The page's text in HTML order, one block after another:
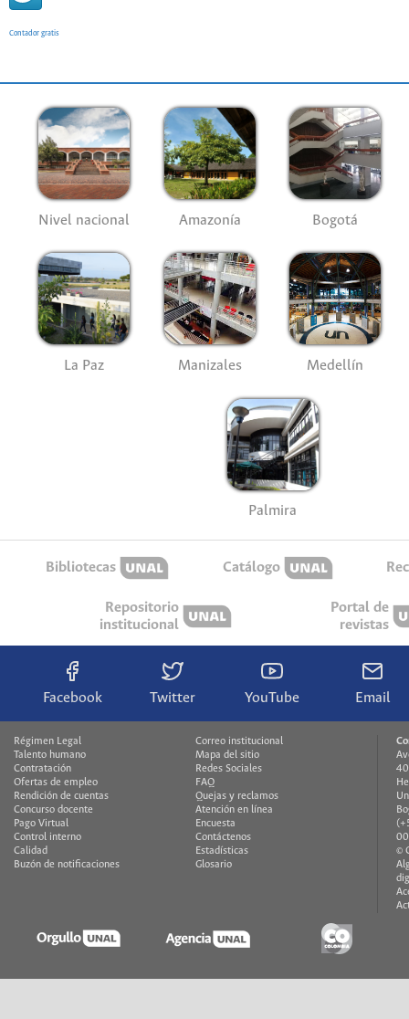
Contador gratis
Nivel nacional Amazonía Bogotá
La Paz Manizales Medellín
Palmira
Bibliotecas Catálogo
Repositorio
institucional
Portal de
revistas
Facebook Twitter YouTube Email
Régimen Legal
Talento humano
Contratación
Ofertas de empleo
Rendición de cuentas
Concurso docente
Pago Virtual
Control interno
Calidad
Buzón de notificaciones
Correo institucional
Mapa del sitio
Redes Sociales
FAQ
Quejas y reclamos
Atención en línea
Encuesta
Contáctenos
Estadísticas
Glosario
©